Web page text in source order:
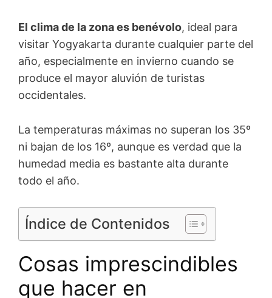
El clima de la zona es benévolo, ideal para
visitar Yogyakarta durante cualquier parte del
año, especialmente en invierno cuando se
produce el mayor aluvión de turistas
occidentales.
La temperaturas máximas no superan los 35º
ni bajan de los 16º, aunque es verdad que la
humedad media es bastante alta durante
todo el año.
Índice de Contenidos
Cosas imprescindibles
que hacer en